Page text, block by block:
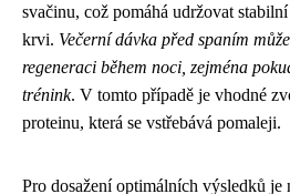
svačinu, což pomáhá udržovat
krvi. Večerní dávka před spaním
regeneraci během noci, zejména
trénink. V tomto případě je vhodné
proteinu, která se vstřebává pomaleji.
Pro dosažení optimálních výsledků